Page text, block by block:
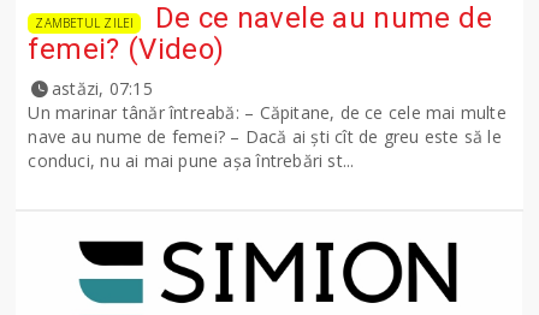
ZAMBETUL ZILEI
De ce navele au nume de
femei? (Video)
astăzi, 07:15
Un marinar tânăr întreabă: – Căpitane, de ce cele mai multe
nave au nume de femei? – Dacă ai şti cît de greu este să le
conduci, nu ai mai pune așa întrebări st...